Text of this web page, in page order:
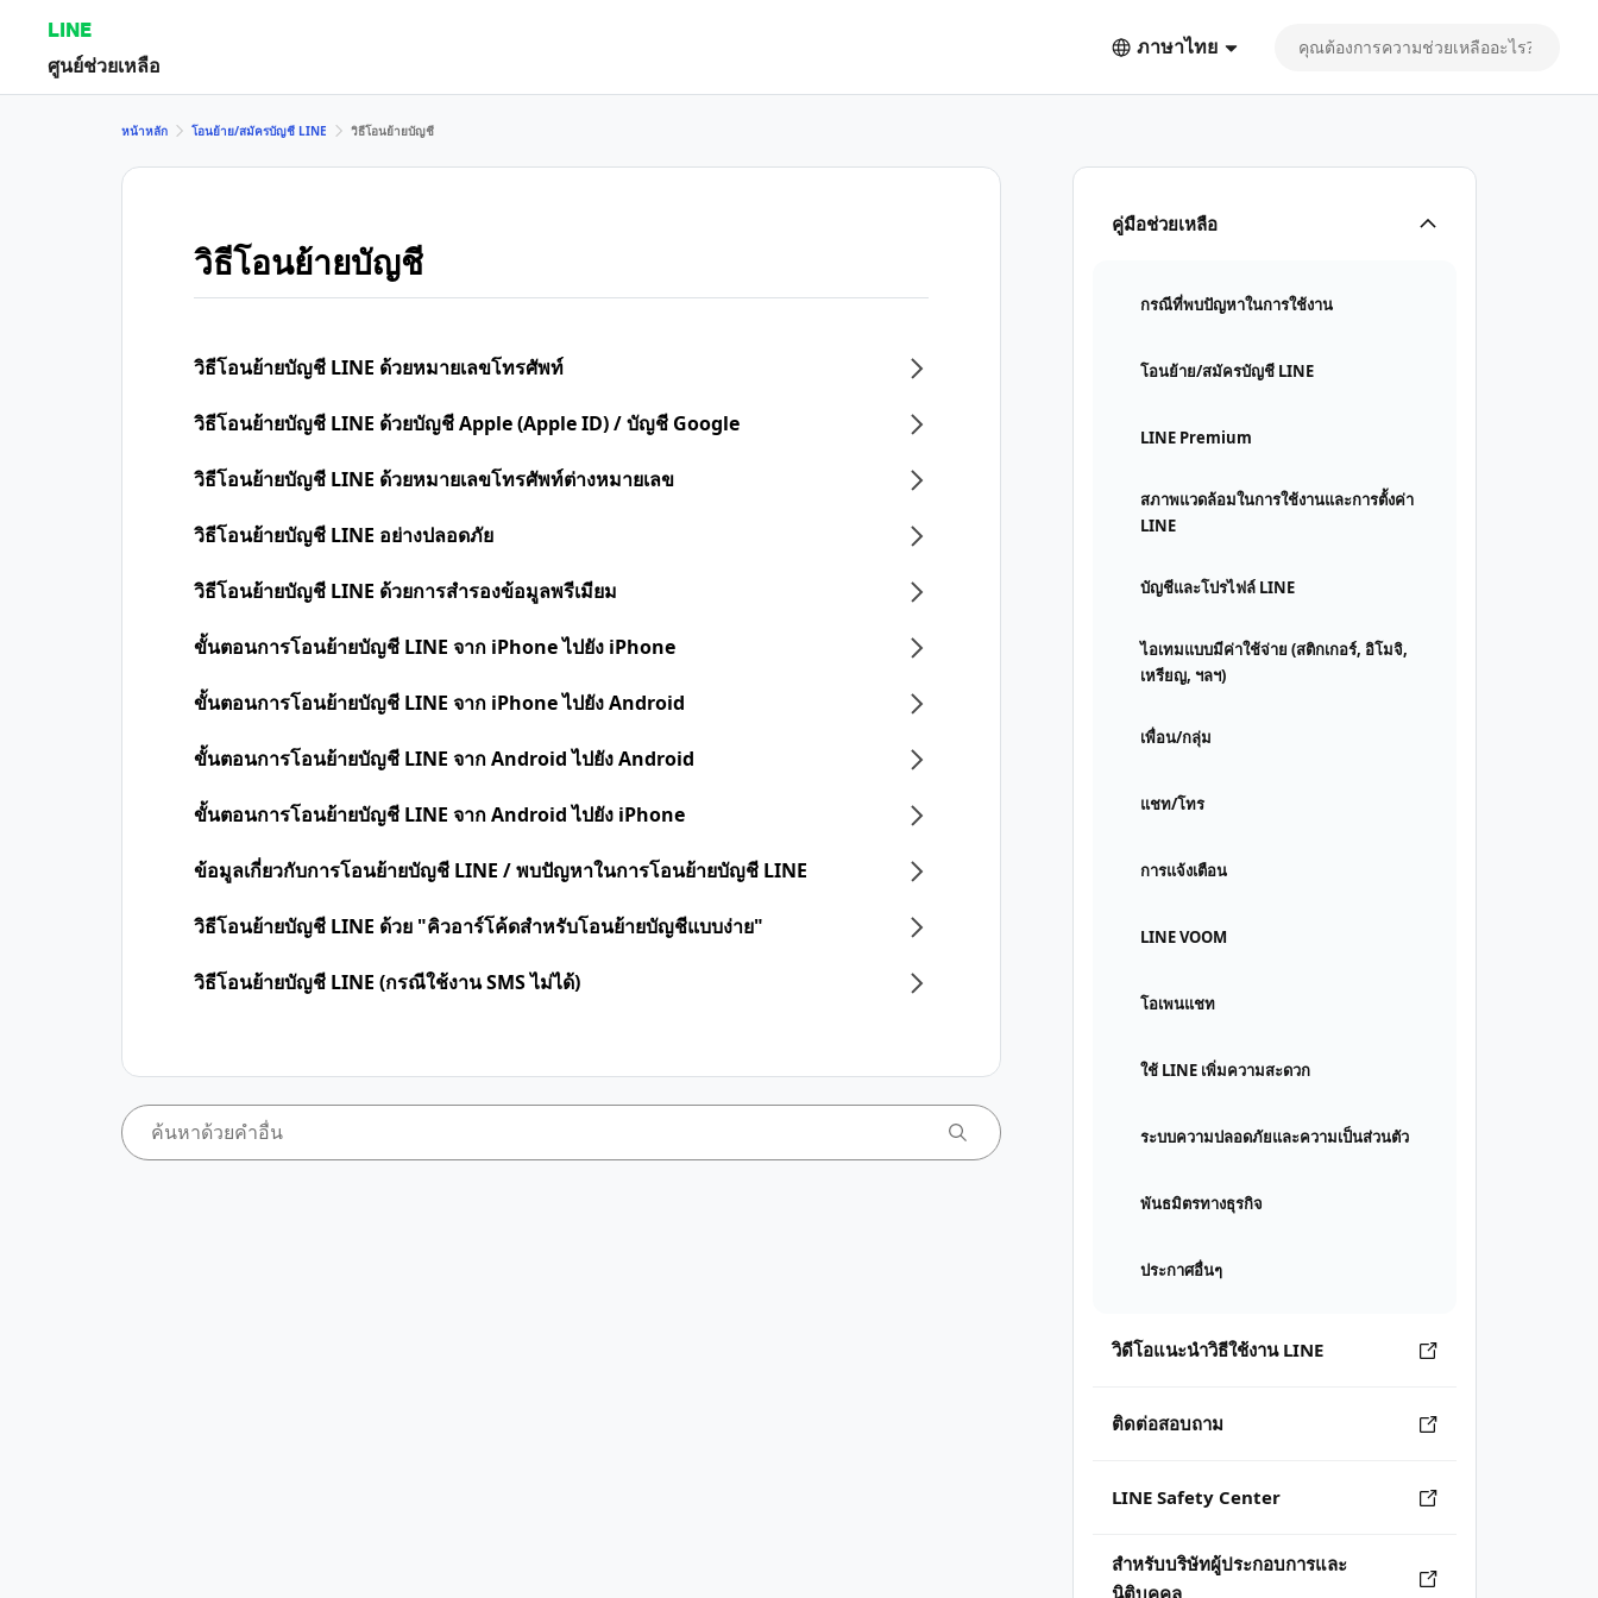
LINE
ศูนย์ช่วยเหลือ
ภาษาไทย
คู่มือช่วยเหลือ
กรณีที่พบปัญหาในการใช้งาน
โอนย้าย/สมัครบัญชี LINE
LINE Premium
สภาพแวดล้อมในการใช้งานและการตั้งค่า
LINE
บัญชีและโปรไฟล์ LINE
ไอเทมแบบมีค่าใช้จ่าย (สติกเกอร์, อิโมจิ,
เหรียญ, ฯลฯ)
เพื่อน/กลุ่ม
แชท/โทร
การแจ้งเตือน
LINE VOOM
โอเพนแชท
ใช้ LINE เพิ่มความสะดวก
ระบบความปลอดภัยและความเป็นส่วนตัว
พันธมิตรทางธุรกิจ
ประกาศอื่นๆ
วิดีโอแนะนำวิธีใช้งาน LINE
ติดต่อสอบถาม
LINE Safety Center
สำหรับบริษัทผู้ประกอบการและ
นิติบุคคล
หน้าหลัก โอนย้าย/สมัครบัญชี LINE วิธีโอนย้ายบัญชี
วิธีโอนย้ายบัญชี
วิธีโอนย้ายบัญชี LINE ด้วยหมายเลขโทรศัพท์
วิธีโอนย้ายบัญชี LINE ด้วยบัญชี Apple (Apple ID) / บัญชี Google
วิธีโอนย้ายบัญชี LINE ด้วยหมายเลขโทรศัพท์ต่างหมายเลข
วิธีโอนย้ายบัญชี LINE อย่างปลอดภัย
วิธีโอนย้ายบัญชี LINE ด้วยการสำรองข้อมูลพรีเมียม
ขั้นตอนการโอนย้ายบัญชี LINE จาก iPhone ไปยัง iPhone
ขั้นตอนการโอนย้ายบัญชี LINE จาก iPhone ไปยัง Android
ขั้นตอนการโอนย้ายบัญชี LINE จาก Android ไปยัง Android
ขั้นตอนการโอนย้ายบัญชี LINE จาก Android ไปยัง iPhone
ข้อมูลเกี่ยวกับการโอนย้ายบัญชี LINE / พบปัญหาในการโอนย้ายบัญชี LINE
วิธีโอนย้ายบัญชี LINE ด้วย "คิวอาร์โค้ดสำหรับโอนย้ายบัญชีแบบง่าย"
วิธีโอนย้ายบัญชี LINE (กรณีใช้งาน SMS ไม่ได้)